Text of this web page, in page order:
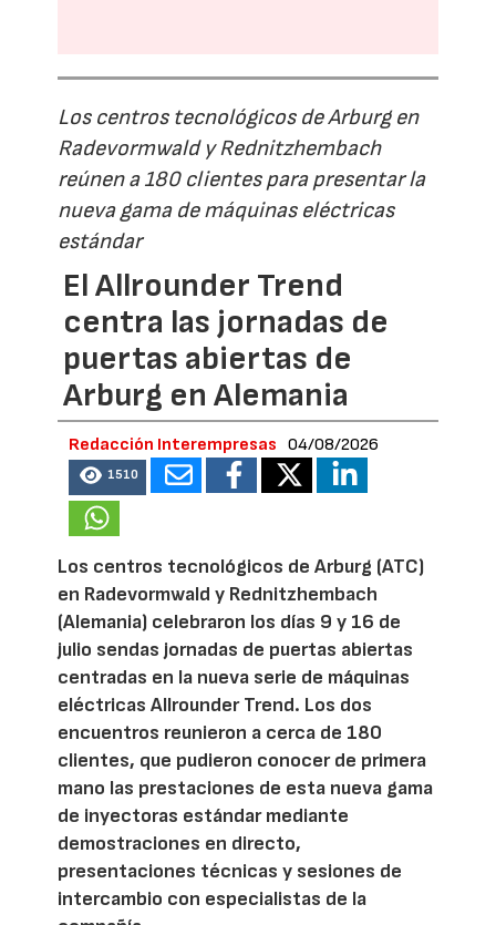
Los centros tecnológicos de Arburg en
Radevormwald y Rednitzhembach
reúnen a 180 clientes para presentar la
nueva gama de máquinas eléctricas
estándar
El Allrounder Trend
centra las jornadas de
puertas abiertas de
Arburg en Alemania
Redacción Interempresas 04/08/2026
1510
Los centros tecnológicos de Arburg (ATC)
en Radevormwald y Rednitzhembach
(Alemania) celebraron los días 9 y 16 de
julio sendas jornadas de puertas abiertas
centradas en la nueva serie de máquinas
eléctricas Allrounder Trend. Los dos
encuentros reunieron a cerca de 180
clientes, que pudieron conocer de primera
mano las prestaciones de esta nueva gama
de inyectoras estándar mediante
demostraciones en directo,
presentaciones técnicas y sesiones de
intercambio con especialistas de la